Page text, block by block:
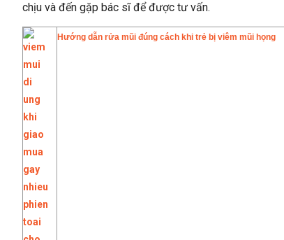
chịu và đến gặp bác sĩ để được tư vấn.
Hướng dẫn rửa mũi đúng cách khi trẻ bị viêm mũi họng